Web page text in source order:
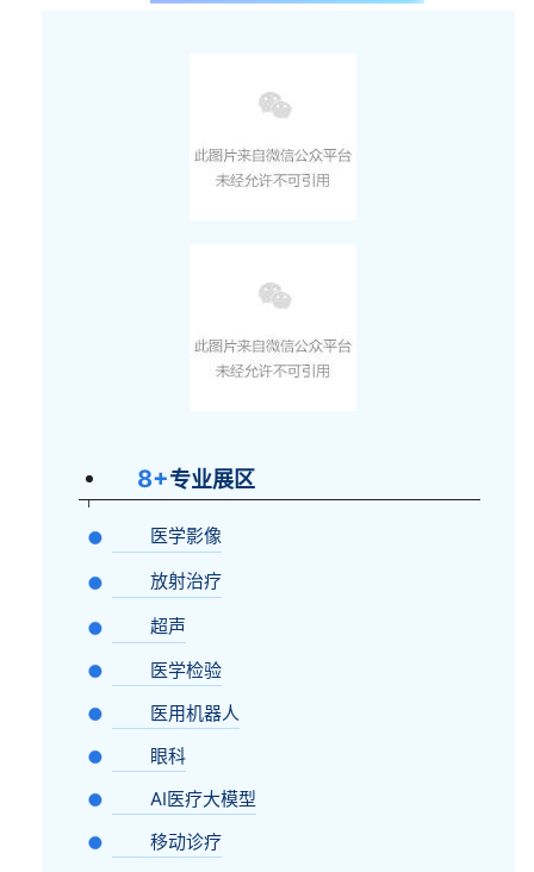
8+专业展区
医学影像
放射治疗
超声
医学检验
医用机器人
眼科
AI医疗大模型
移动诊疗